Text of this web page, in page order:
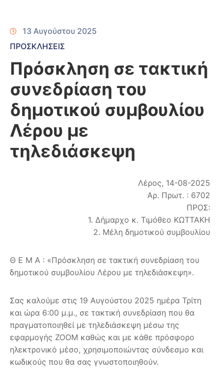
13 Αυγούστου 2025
ΠΡΟΣΚΛΗΣΕΙΣ
Πρόσκληση σε τακτική
συνεδρίαση του
δημοτικού συμβουλίου
Λέρου με
τηλεδιάσκεψη
Λέρος, 14-08-2025
Αρ. Πρωτ. : 6702
ΠΡΟΣ:
1. Δήμαρχο κ. Τιμόθεο ΚΩΤΤΑΚΗ
2. Μέλη δημοτικού συμβουλίου
Θ Ε Μ Α : «Πρόσκληση σε τακτική συνεδρίαση του
δημοτικού συμβουλίου Λέρου με τηλεδιάσκεψη».
Σας καλούμε στις 19 Αυγούστου 2025 ημέρα Τρίτη
και ώρα 6:00 μ.μ., σε τακτική συνεδρίαση που θα
πραγματοποιηθεί με τηλεδιάσκεψη μέσω της
εφαρμογής ΖΟΟΜ καθώς και με κάθε πρόσφορο
ηλεκτρονικό μέσο, χρησιμοποιώντας σύνδεσμο και
κωδικούς που θα σας γνωστοποιηθούν.